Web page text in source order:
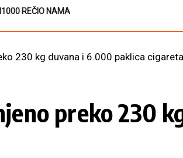
1000 REČIO NAMA
230 kg duvana i 6.000 paklica cigareta
preko 230